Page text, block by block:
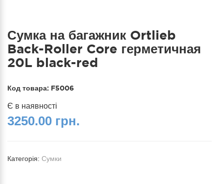
Сумка на багажник Ortlieb
Back-Roller Core герметичная
20L black-red
Код товара: F5006
Є в наявності
3250.00 грн.
Категорія: Сумки